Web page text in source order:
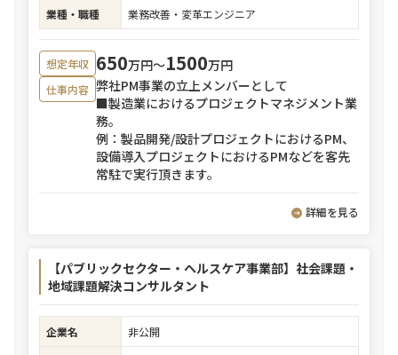
業種・職種
業務改善・変革エンジニア
想定年収 650万円〜1500万円
仕事内容 弊社PM事業の立上メンバーとして
■製造業におけるプロジェクトマネジメント業
務。
例：製品開発/設計プロジェクトにおけるPM、
設備導入プロジェクトにおけるPMなどを客先
常駐で実行頂きます。
詳細を見る
【パブリックセクター・ヘルスケア事業部】社会課題・
地域課題解決コンサルタント
企業名
非公開